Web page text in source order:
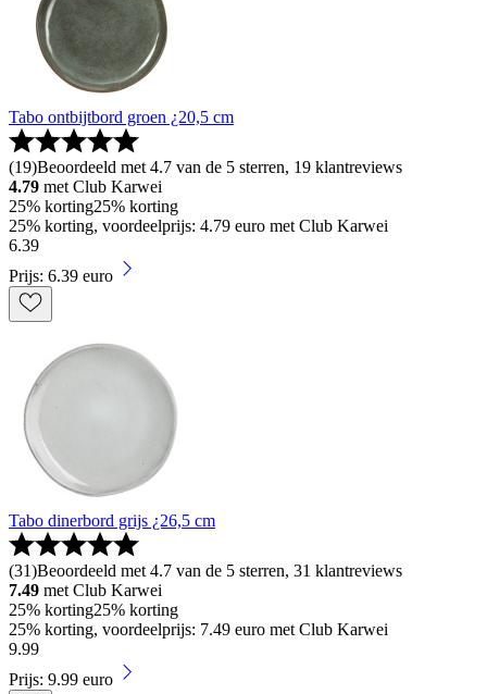
Tabo ontbijtbord groen ¿20,5 cm
(19)Beoordeeld met 4.7 van de 5 sterren, 19 klantreviews
4.79 met Club Karwei
25% korting25% korting
25% korting, voordeelprijs: 4.79 euro met Club Karwei
6.39
Prijs: 6.39 euro
Tabo dinerbord grijs ¿26,5 cm
(31)Beoordeeld met 4.7 van de 5 sterren, 31 klantreviews
7.49 met Club Karwei
25% korting25% korting
25% korting, voordeelprijs: 7.49 euro met Club Karwei
9.99
Prijs: 9.99 euro